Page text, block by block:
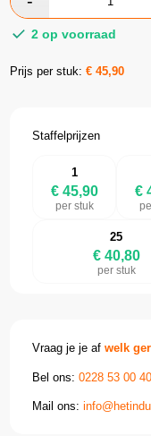
2 op voorraad
Prijs per stuk:€45,90
Staffelprijzen
1
€ 45,90
per stuk
€
25
€ 40,80
per stuk
Vraag je je afwelk
Bel ons:0228 53 00 40
Mail ons: